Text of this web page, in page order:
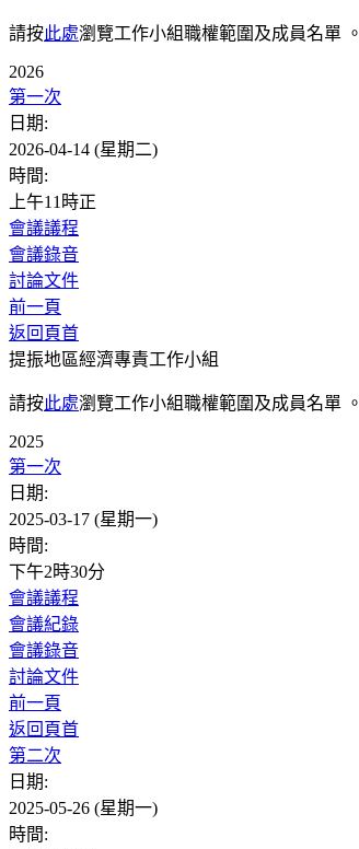
請按此處瀏覽工作小組職權範圍及成員名單 。
2026
第一次
日期:
2026-04-14 (星期二)
時間:
上午11時正
會議議程
會議錄音
討論文件
前一頁
返回頁首
提振地區經濟專責工作小組
請按此處瀏覽工作小組職權範圍及成員名單 。
2025
第一次
日期:
2025-03-17 (星期一)
時間:
下午2時30分
會議議程
會議紀錄
會議錄音
討論文件
前一頁
返回頁首
第二次
日期:
2025-05-26 (星期一)
時間: